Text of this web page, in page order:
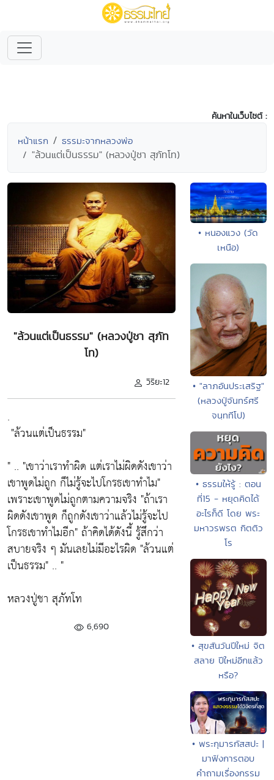
ค้นหาในเว็บไซต์ :
หน้าแรก ธรรมะจากหลวงพ่อ
"ล้วนแต่เป็นธรรม" (หลวงปู่ชา สุภัทโท)
"ล้วนแต่เป็นธรรม" (หลวงปู่ชา สุภัท
โท)
วิริยะ12
.
"ล้วนแต่เป็นธรรม"
" .. "เขาว่าเราทำผิด แต่เราไม่ผิดดังเขาว่า
เขาพูดไม่ถูก ก็ไม่รู้จะไปโกรธเขาทำไม"
เพราะเขาพูดไม่ถูกตามความจริง "ถ้าเรา
ผิดดังเขาพูด ก็ถูกดังเขาว่าแล้วไม่รู้จะไป
โกรธเขาทำไมอีก"ถ้าคิดได้ดังนี้ รู้สึกว่า
สบายจริง ๆ มันเลยไม่มีอะไรผิด "ล้วนแต่
เป็นธรรม" .. "
หลวงปู่ชา สุภัทโท
6,690
• หนองแวง (วัด
เหนือ)
• "ลาภอันประเสริฐ"
(หลวงปู่จันทร์ศรี
จนฺททีโป)
• ธรรมให้รู้ : ตอน
ที่15 - หยุดคิดได้
อะไรก็ดี โดย พระ
มหาวรพรต กิตติว
โร
• สุขสันวันปีใหม่ จิต
สลาย ปีใหม่อีกแล้ว
หรือ?
• พระกุมารกัสสปะ |
มาฟังการตอบ
คำถามเรื่องกรรม